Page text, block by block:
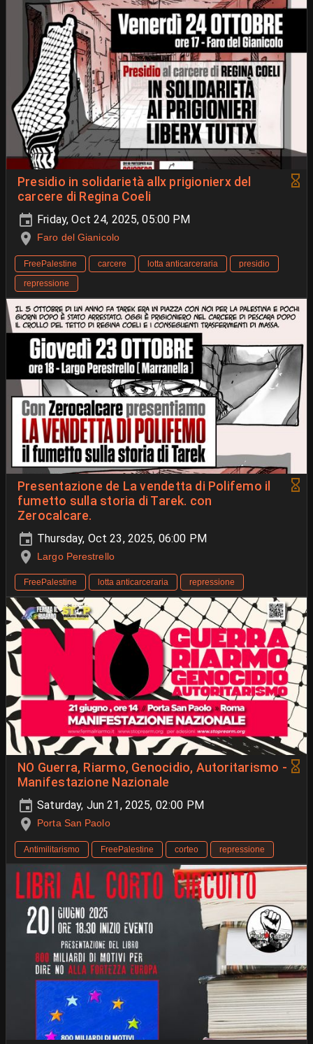
Presidio in solidarietà allx prigionierx del
carcere di Regina Coeli
Friday, Oct 24, 2025, 05:00 PM
Faro del Gianicolo
FreePalestine carcere lotta anticarceraria
presidio
repressione
Presentazione de La vendetta di Polifemo il
fumetto sulla storia di Tarek. con
Zerocalcare.
Thursday, Oct 23, 2025, 06:00 PM
Largo Perestrello
FreePalestine lotta anticarceraria repressione
NO Guerra, Riarmo, Genocidio, Autoritarismo -
Manifestazione Nazionale
Saturday, Jun 21, 2025, 02:00 PM
Porta San Paolo
Antimilitarismo FreePalestine corteo repressione